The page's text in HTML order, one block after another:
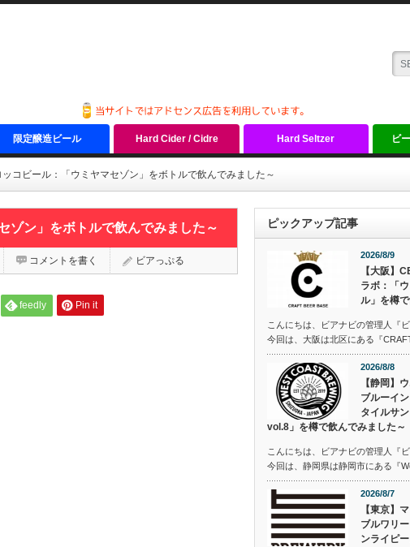
限定醸造ビール Hard Cider / Cidre Hard Seltzer ビ
コビール：「ウミヤマセゾン」をボトルで飲んでみました～
ゾン」をボトルで飲んでみました～
コメントを書く ビアっぷる
feedly Pin it
ピックアップ記事
2026/8/9
【大阪】
ラボ：「
ル」を樽
こんにちは、ビアナビの管理人『
今回は、大阪は北区にある『
2026/8/8
【静岡】
ブルーイ
タイルサ
vol.8」を樽で飲んでみました～
こんにちは、ビアナビの管理人『
今回は、静岡県は静岡市にある『
2026/8/7
【東京】
ブルワリ
ンライピ